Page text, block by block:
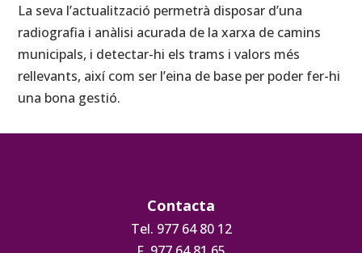
La seva l’actualització permetrà disposar d’una
radiografia i anàlisi acurada de la xarxa de camins
municipals, i detectar-hi els trams i valors més
rellevants, així com ser l’eina de base per poder fer-hi
una bona gestió.
Contacta
Tel. 977 64 80 12